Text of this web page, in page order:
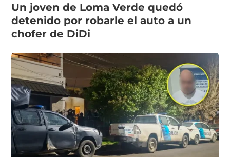
Un joven de Loma Verde quedó
detenido por robarle el auto a un
chofer de DiDi